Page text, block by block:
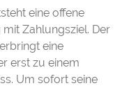
eine offene
Zahlungsziel. Der
eine
erst zu einem
Um sofort seine